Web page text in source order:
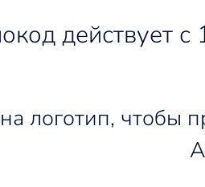
действует
логотип, чтобы